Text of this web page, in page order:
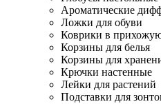
Ароматические
Ложки для обуви
Коврики в
Корзины для белья
Корзины для
Крючки настенные
Лейки для растений
Подставки для